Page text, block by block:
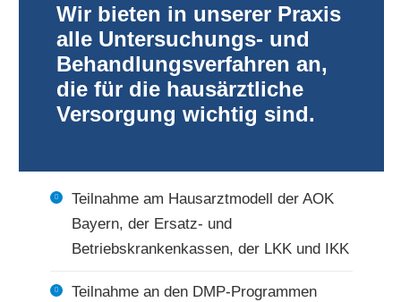
Wir bieten in unserer Praxis
alle Untersuchungs- und
Behandlungsverfahren an,
die für die hausärztliche
Versorgung wichtig sind.
Teilnahme am Hausarztmodell der AOK
Bayern, der Ersatz- und
Betriebskrankenkassen, der LKK und IKK
Teilnahme an den DMP-Programmen